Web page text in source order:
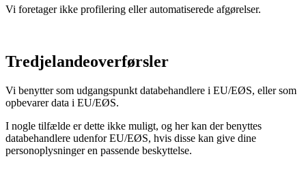
Vi foretager ikke profilering eller automatiserede afgørelser.
Tredjelandeoverførsler
Vi benytter som udgangspunkt databehandlere i EU/EØS, eller som
opbevarer data i EU/EØS.
I nogle tilfælde er dette ikke muligt, og her kan der benyttes
databehandlere udenfor EU/EØS, hvis disse kan give dine
personoplysninger en passende beskyttelse.